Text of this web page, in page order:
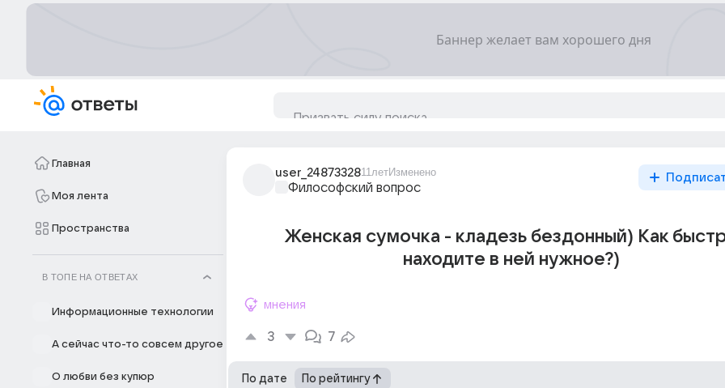
Главная
Моя лента
Пространства
В ТОПЕ НА ОТВЕТАХ
Информационные технологии
А сейчас что-то совсем другое
О любви без купюр
user_2487332811летИзменено
Философский вопрос
Женская сумочка - кладезь бездонный) Как
находите в ней нужное?)
мнения
3 7
По дате По рейтингу